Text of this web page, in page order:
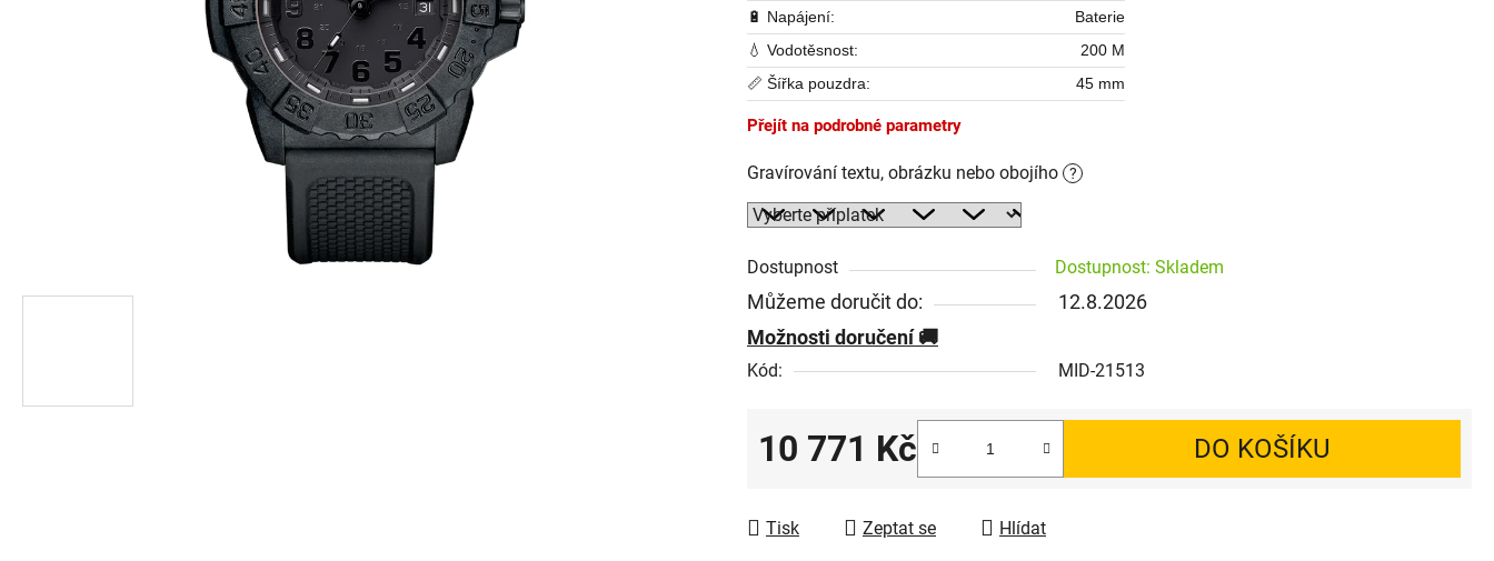
🔋 Napájení:
Baterie
💧 Vodotěsnost:
200 M
📏 Šířka pouzdra:
45 mm
Přejít na podrobné parametry
Gravírování textu, obrázku nebo obojího ?
Dostupnost Dostupnost: Skladem
Můžeme doručit do:
12.8.2026
Možnosti doručení
Kód: MID-21513
10 771 Kč DO KOŠÍKU
Tisk Zeptat se Hlídat